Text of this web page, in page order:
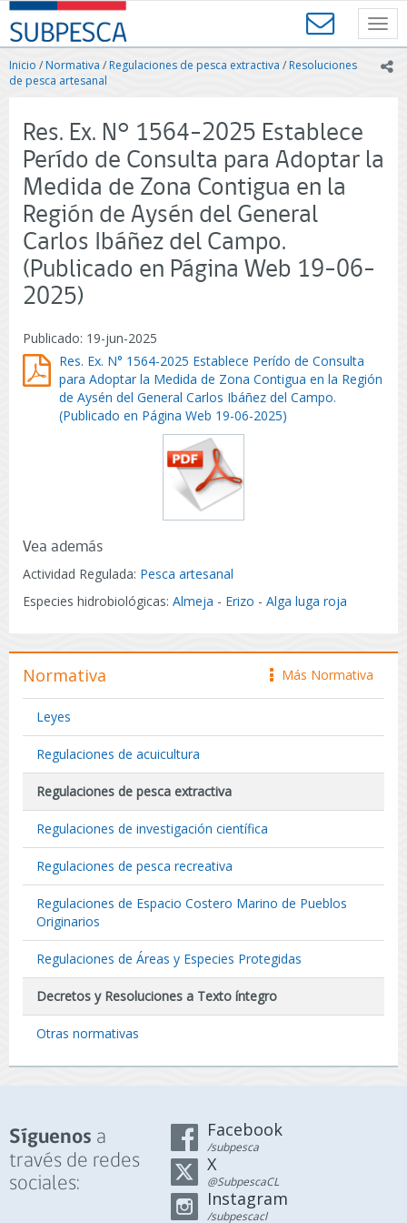
Contenido
principal
SUBPESCA
-
Subsecretaría
de
Acuicultura
Gobierno
de
Chile
Inicio /Normativa / Regulaciones de pesca extractiva / Resoluciones
de pesca artesanal
Res. Ex. N° 1564-2025 Establece
Perído de Consulta para Adoptar la
Medida de Zona Contigua en la
Región de Aysén del General
Carlos Ibáñez del Campo.
(Publicado en Página Web 19-06-
2025)
Publicado: 19-jun-2025
Res. Ex. N° 1564-2025 Establece Perído de Consulta
para Adoptar la Medida de Zona Contigua en la Región
de Aysén del General Carlos Ibáñez del Campo.
(Publicado en Página Web 19-06-2025)
Vea además
Actividad Regulada: Pesca artesanal
Especies hidrobiológicas: Almeja - Erizo - Alga luga roja
icono
Más Normativa
Normativa
Leyes
Regulaciones de acuicultura
Regulaciones de pesca extractiva
Regulaciones de investigación científica
Regulaciones de pesca recreativa
Regulaciones de Espacio Costero Marino de Pueblos
Originarios
Regulaciones de Áreas y Especies Protegidas
Decretos y Resoluciones a Texto íntegro
Otras normativas
Síguenos a
través de redes
sociales:
Facebook
/subpesca
X
@SubpescaCL
Instagram
/subpescacl